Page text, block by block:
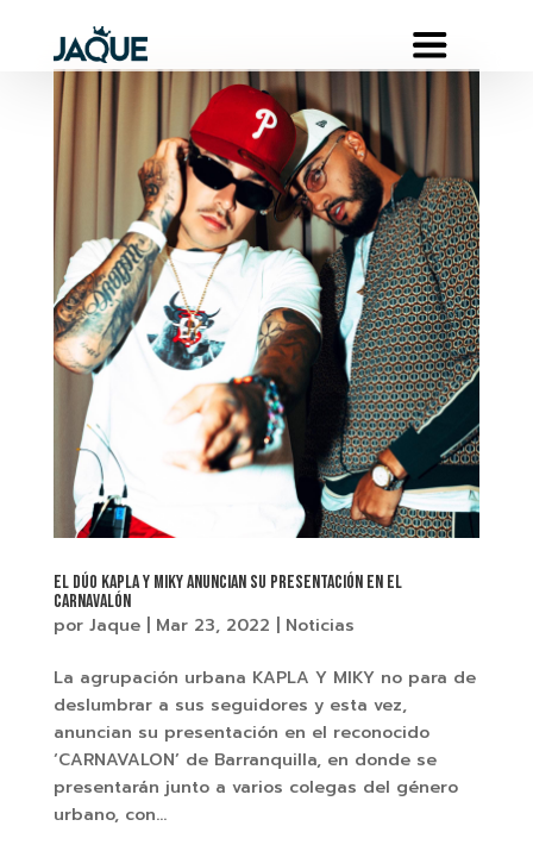
EL DÚO KAPLA Y MIKY ANUNCIAN SU PRESENTACIÓN EN EL
CARNAVALÓN
por Jaque| Mar 23, 2022 Noticias
La agrupación urbana KAPLA Y MIKY no para de
deslumbrar a sus seguidores y esta vez,
anuncian su presentación en el reconocido
‘CARNAVALON’ de Barranquilla, en donde se
presentarán junto a varios colegas del género
urbano, con...